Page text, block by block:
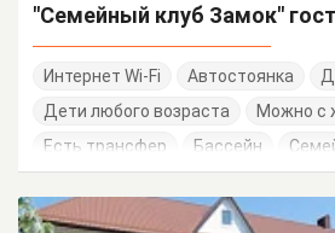
"Семейный клуб Замок"
Интернет Wi-Fi Автостоянка
Дети любого возраста
Можно с
Есть трансфер
Бассейн